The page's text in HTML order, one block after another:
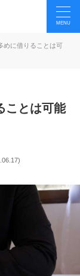
めに借りることは可
ことは可能
)